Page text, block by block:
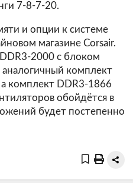
7-8-7-20.
и опции к системе
магазине Corsair.
2000 с блоком
аналогичный комплект
комплект DDR3-1866
обойдётся в
будет постепенно